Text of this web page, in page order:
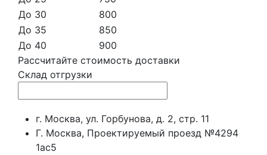
До 30
800
До 35
850
До 40
900
Рассчитайте стоимость доставки
Склад отгрузки
г. Москва, ул. Горбунова, д. 2, стр. 11
Г. Москва, Проектируемый проезд №4294
1ас5